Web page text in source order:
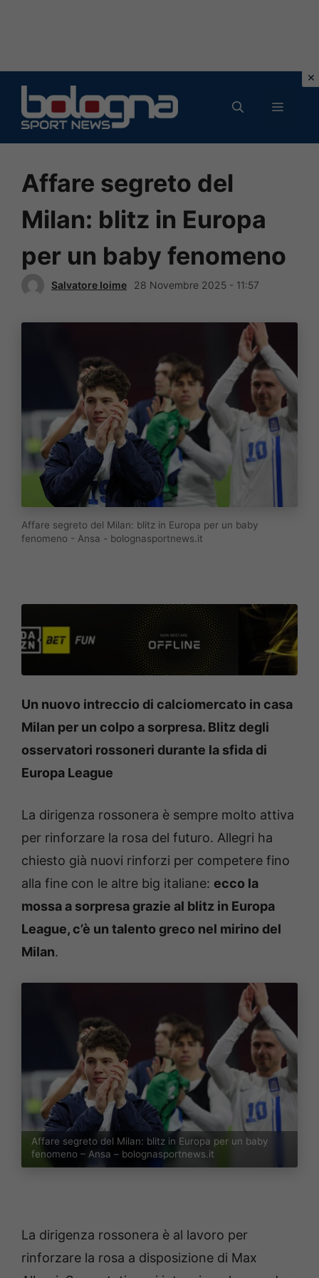
contenuto
MENU
Affare segreto del
Milan: blitz in Europa
per un baby fenomeno
Salvatore Ioime 28 Novembre 2025 - 11:57
Affare segreto del Milan: blitz in Europa per un baby
fenomeno - Ansa - bolognasportnews.it
Un nuovo intreccio di calciomercato in casa
Milan per un colpo a sorpresa. Blitz degli
osservatori rossoneri durante la sfida di
Europa League
La dirigenza rossonera è sempre molto attiva
per rinforzare la rosa del futuro. Allegri ha
chiesto già nuovi rinforzi per competere fino
alla fine con le altre big italiane: ecco la
mossa a sorpresa grazie al blitz in Europa
League, c’è un talento greco nel mirino del
Milan.
Affare segreto del Milan: blitz in Europa per un baby
fenomeno – Ansa – bolognasportnews.it
La dirigenza rossonera è al lavoro per
rinforzare la rosa a disposizione di Max